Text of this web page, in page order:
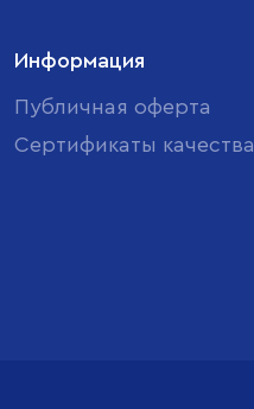
Информация
Публичная оферта
Сертификаты качества